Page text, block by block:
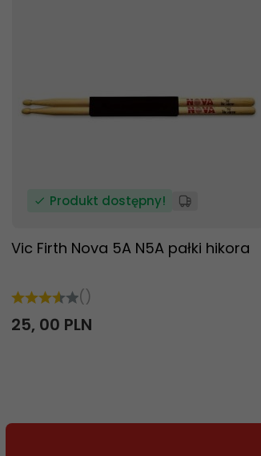
Produkt dostępny!
Vic Firth Nova 5A N5A pałki hikora
()
25, 00 PLN